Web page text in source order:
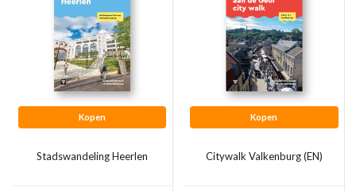
Kopen
Stadswandeling Heerlen
Kopen
Citywalk Valkenburg (EN)